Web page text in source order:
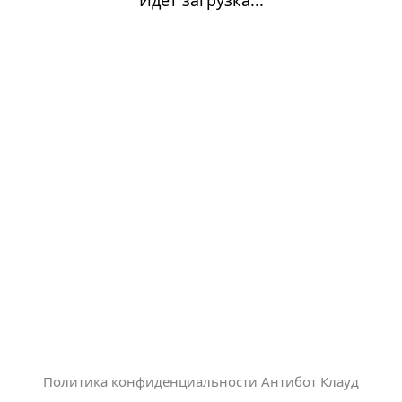
Политика конфиденциальности Антибот Клауд